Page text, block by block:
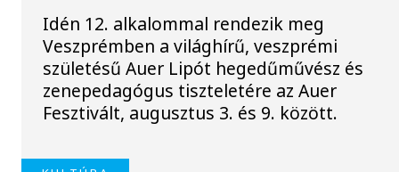
Idén 12. alkalommal rendezik meg
Veszprémben a világhírű, veszprémi
születésű Auer Lipót hegedűművész és
zenepedagógus tiszteletére az Auer
Fesztivált, augusztus 3. és 9. között.